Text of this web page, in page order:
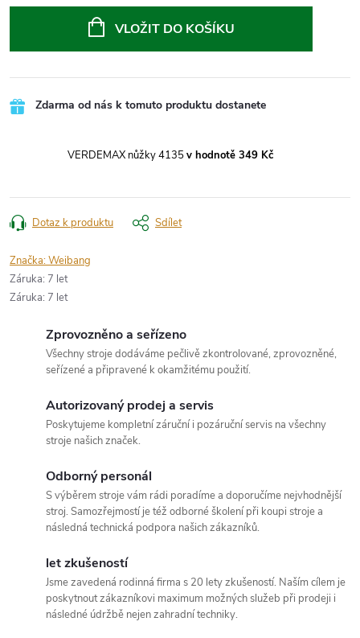
VLOŽIT DO KOŠÍKU
Zdarma od nás k tomuto produktu dostanete
VERDEMAX nůžky 4135v hodnotě 349 Kč
Dotaz k produktu Sdílet
Značka:Weibang
Záruka: 7 let
Záruka: 7 let
Zprovozněno a seřízeno
Všechny stroje dodáváme pečlivě zkontrolované, zprovozněné,
seřízené a připravené k okamžitému použití.
Autorizovaný prodej a servis
Poskytujeme kompletní záruční i pozáruční servis na všechny
stroje našich značek.
Odborný personál
S výběrem stroje vám rádi poradíme a doporučíme nejvhodnější
stroj. Samozřejmostí je též odborné školení při koupi stroje a
následná technická podpora našich zákazníků.
let zkušeností
Jsme zavedená rodinná firma s 20 lety zkušeností. Naším cílem je
poskytnout zákazníkovi maximum možných služeb při prodeji i
následné údržbě nejen zahradní techniky.